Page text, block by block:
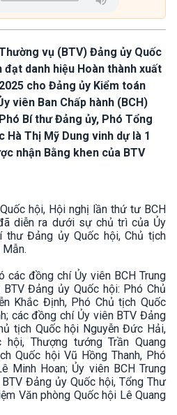
vụ (BTV) Đảng ủy Quốc
đạt danh hiệu Hoàn thành xuất
cho Đảng ủy Kiểm toán
viên Ban Chấp hành (BCH)
Bí thư Đảng ủy, Phó Tổng
Hà Thị Mỹ Dung vinh dự là 1
nhận Bằng khen của BTV
hội, Hội nghị lần thứ tư BCH
diễn ra dưới sự chủ trì của Ủy
thư Đảng ủy Quốc hội, Chủ tịch
Mẫn.
các đồng chí Ủy viên BCH Trung
Đảng ủy Quốc hội: Phó Chủ
Khắc Định, Phó Chủ tịch Quốc
các đồng chí Ủy viên BTV Đảng
tịch Quốc hội Nguyễn Đức Hải,
hội, Thượng tướng Trần Quang
Quốc hội Vũ Hồng Thanh, Phó
Minh Hoan; Ủy viên BCH Trung
Đảng ủy Quốc hội, Tổng Thư
Văn phòng Quốc hội Lê Quang